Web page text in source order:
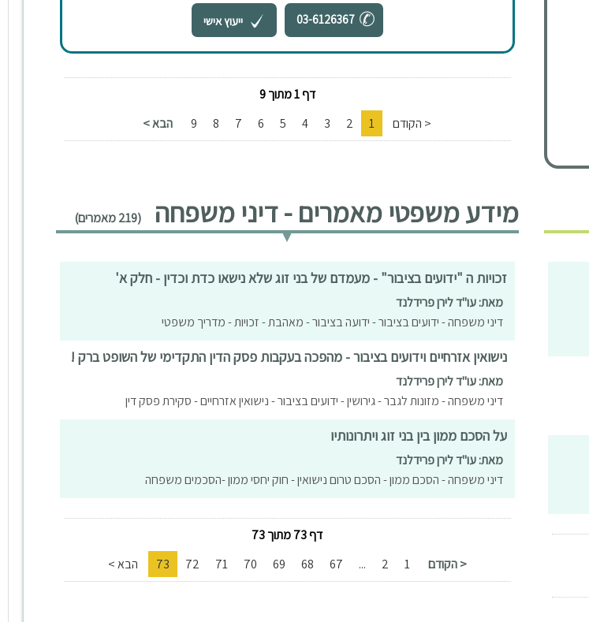
03-6126367 ייעוץ אישי
דף 1 מתוך 9
< הקודם
1
2
3
4
5
6
7
8
9 הבא >
מידע משפטי מאמרים - דיני משפחה (219 מאמרים)
זכויות ה "ידועים בציבור" - מעמדם של בני זוג שלא נישאו כדת וכדין - חלק א'
מאת: עו"ד לירן פרידלנד
דיני משפחה - ידועים בציבור - ידועה בציבור - מאהבת - זכויות - מדריך משפטי
נישואין אזרחיים וידועים בציבור - מהפכה בעקבות פסק הדין התקדימי של השופט ברק !
מאת: עו"ד לירן פרידלנד
דיני משפחה - מזונות לגבר - גירושין - ידועים בציבור - נישואין אזרחיים - סקירת פסק דין
על הסכם ממון בין בני זוג ויתרונותיו
מאת: עו"ד לירן פרידלנד
דיני משפחה - הסכם ממון - הסכם טרום נישואין - חוק יחסי ממון -הסכמים משפחה
דף 73 מתוך 73
< הקודם
1
2
...
67
68
69
70
71
72
73 הבא >